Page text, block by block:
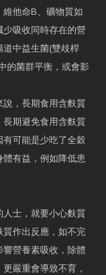
他命B、礦物質如
少吸收同時存在的營
道中益生菌(雙歧桿
的菌群平衡，或會影
說，長期食用含麩質
長期避免食用含麩質
有可能是少吃了全穀
有益，例如降低患
人士，就要小心麩質
質作出反應，如不完
營養素吸收，除體
嚴重會導致不育，